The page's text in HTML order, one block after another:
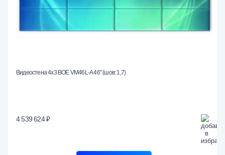
Видеостена 4x3 BOE VM46L-A 46" (шов: 1,7)
4 539 624 ₽